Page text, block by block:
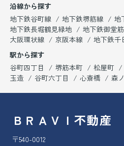
沿線から探す
地下鉄谷町線
地下鉄堺筋線
地
地下鉄長堀鶴見緑地
地下鉄御堂
大阪環状線
京阪本線 地下鉄千
駅から探す
谷町四丁目
堺筋本町 松屋町
玉造
谷町六丁目 心斎橋 森
ＢＲＡＶＩ不動産
〒540-0012